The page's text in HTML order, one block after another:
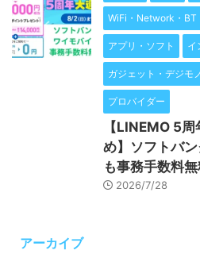
WiFi・Network・BT
アプリ・ソフト イ
ガジェット・デジモ
プロバイダー
【LINEMO 5
め】ソフトバ
も事務手数料
2026/7/28
アーカイブ